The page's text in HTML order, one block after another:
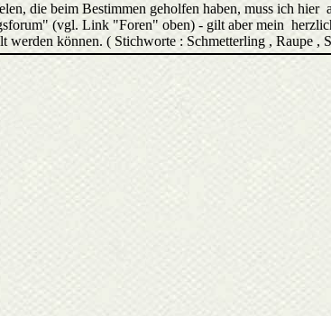
die beim Bestimmen geholfen haben, muss ich hier
(vgl. Link "Foren" oben) - gilt aber mein
werden können. ( Stichworte : Schmetterling , Raupe ,